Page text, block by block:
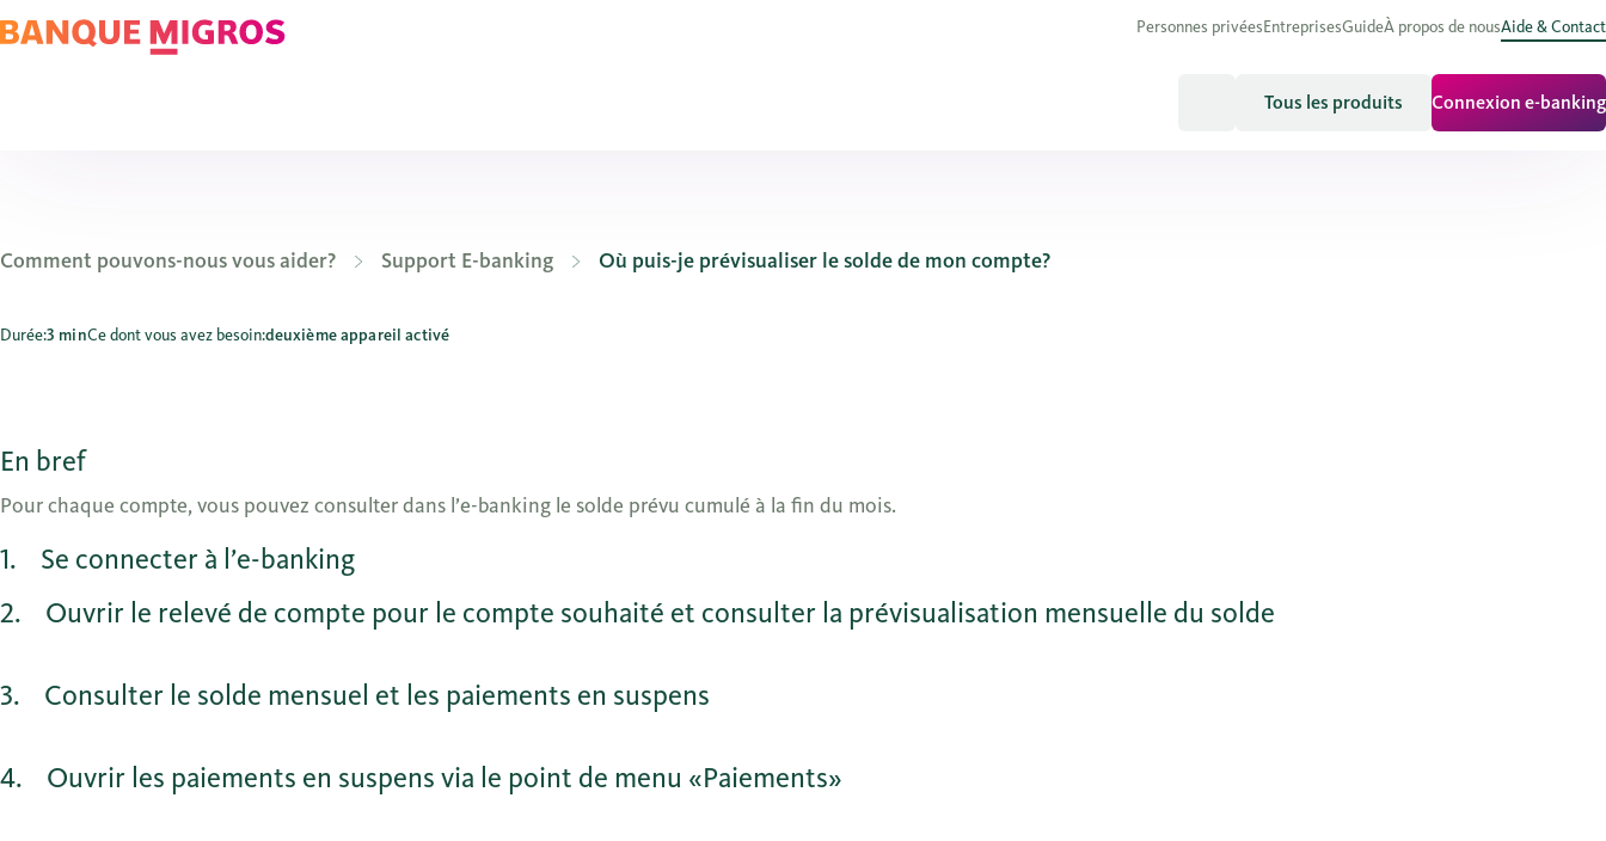
Personnes privéesEntreprisesGuideÀ propos de nousAide & Contact
Tous les produits Connexion e-banking
Comment pouvons-nous vous aider? Support E-banking Où puis-je prévisualiser le solde de mon compte?
Où puis-je prévisualiser le solde de mon compte?
Durée:3 minCe dont vous avez besoin:deuxième appareil activé
En bref
Pour chaque compte, vous pouvez consulter dans l’e-banking le solde prévu cumulé à la fin du mois.
1
Se connecter à l’e-banking
2
Ouvrir le relevé de compte pour le compte souhaité et consulter la prévisualisation mensuelle du solde
3 Consulter le solde mensuel et les paiements en suspens
4 Ouvrir les paiements en suspens via le point de menu «Paiements»